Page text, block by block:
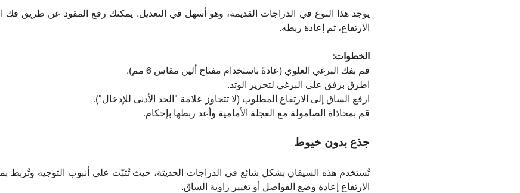
يوجد هذا النوع في الدراجات القديمة، وهو أسهل في التعديل. يمكنك رفع المقود عن طريق فك
الارتفاع، ثم إعادة ربطه.
الخطوات:
قم بفك البرغي العلوي (عادةً باستخدام مفتاح ألين مقاس 6 مم).
اطرق برفق على البرغي لتحرير الوتد.
ارفع الساق إلى الارتفاع المطلوب (لا تتجاوز علامة "الحد الأدنى للإدخال").
قم بمحاذاة الصامولة مع العجلة الأمامية وأعد ربطها بإحكام.
جذع بدون خيوط
تُستخدم هذه السيقان بشكل شائع في الدراجات الحديثة، حيث تُثبّت على أنبوب التوجيه وتُربط
الارتفاع إعادة وضع الفواصل أو تغيير زاوية الساق.